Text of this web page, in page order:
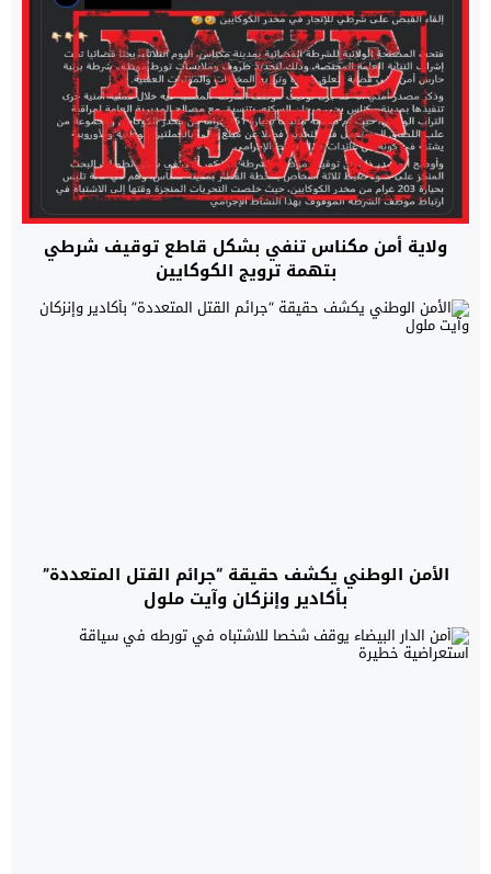
ولاية أمن مكناس تنفي بشكل قاطع توقيف شرطي
بتهمة ترويج الكوكايين
الأمن الوطني يكشف حقيقة “جرائم القتل المتعددة”
بأكادير وإنزكان وآيت ملول